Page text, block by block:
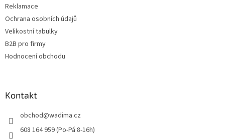
Reklamace
Ochrana osobních údajů
Velikostní tabulky
B2B pro firmy
Hodnocení obchodu
Kontakt
obchod@wadima.cz
608 164 959 (Po-Pá 8-16h)